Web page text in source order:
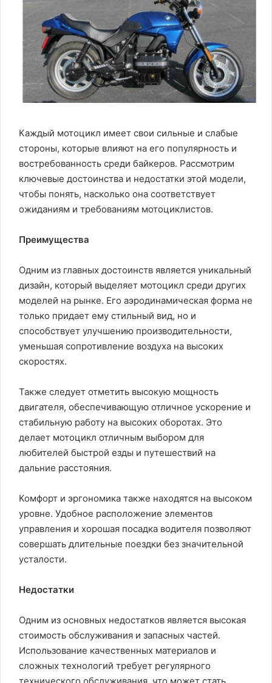
Каждый мотоцикл имеет свои сильные и слабые
стороны, которые влияют на его популярность и
востребованность среди байкеров. Рассмотрим
ключевые достоинства и недостатки этой модели,
чтобы понять, насколько она соответствует
ожиданиям и требованиям мотоциклистов.
Преимущества
Одним из главных достоинств является уникальный
дизайн, который выделяет мотоцикл среди других
моделей на рынке. Его аэродинамическая форма не
только придает ему стильный вид, но и
способствует улучшению производительности,
уменьшая сопротивление воздуха на высоких
скоростях.
Также следует отметить высокую мощность
двигателя, обеспечивающую отличное ускорение и
стабильную работу на высоких оборотах. Это
делает мотоцикл отличным выбором для
любителей быстрой езды и путешествий на
дальние расстояния.
Комфорт и эргономика также находятся на высоком
уровне. Удобное расположение элементов
управления и хорошая посадка водителя позволяют
совершать длительные поездки без значительной
усталости.
Недостатки
Одним из основных недостатков является высокая
стоимость обслуживания и запасных частей.
Использование качественных материалов и
сложных технологий требует регулярного